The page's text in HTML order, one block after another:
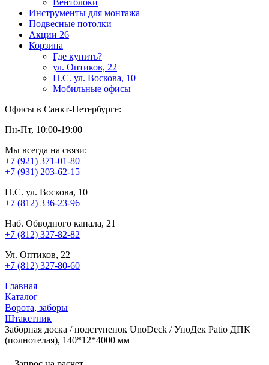
Инструменты для монтажа
Подвесные потолки
Акции 26
Корзина
Где купить?
ул. Оптиков, 22
П.С. ул. Воскова, 10
Мобильные офисы
Офисы в Санкт-Петербурге:
Пн-Пт, 10:00-19:00
Мы всегда на связи:
+7 (921) 371-01-80
+7 (931) 203-62-15
П.С. ул. Воскова, 10
+7 (812) 336-23-96
Наб. Обводного канала, 21
+7 (812) 327-82-82
Ул. Оптиков, 22
+7 (812) 327-80-60
Главная
Каталог
Ворота, заборы
Штакетник
Заборная доска / подступенок UnoDeck / УноДек Patio ДПК
(полнотелая), 140*12*4000 мм